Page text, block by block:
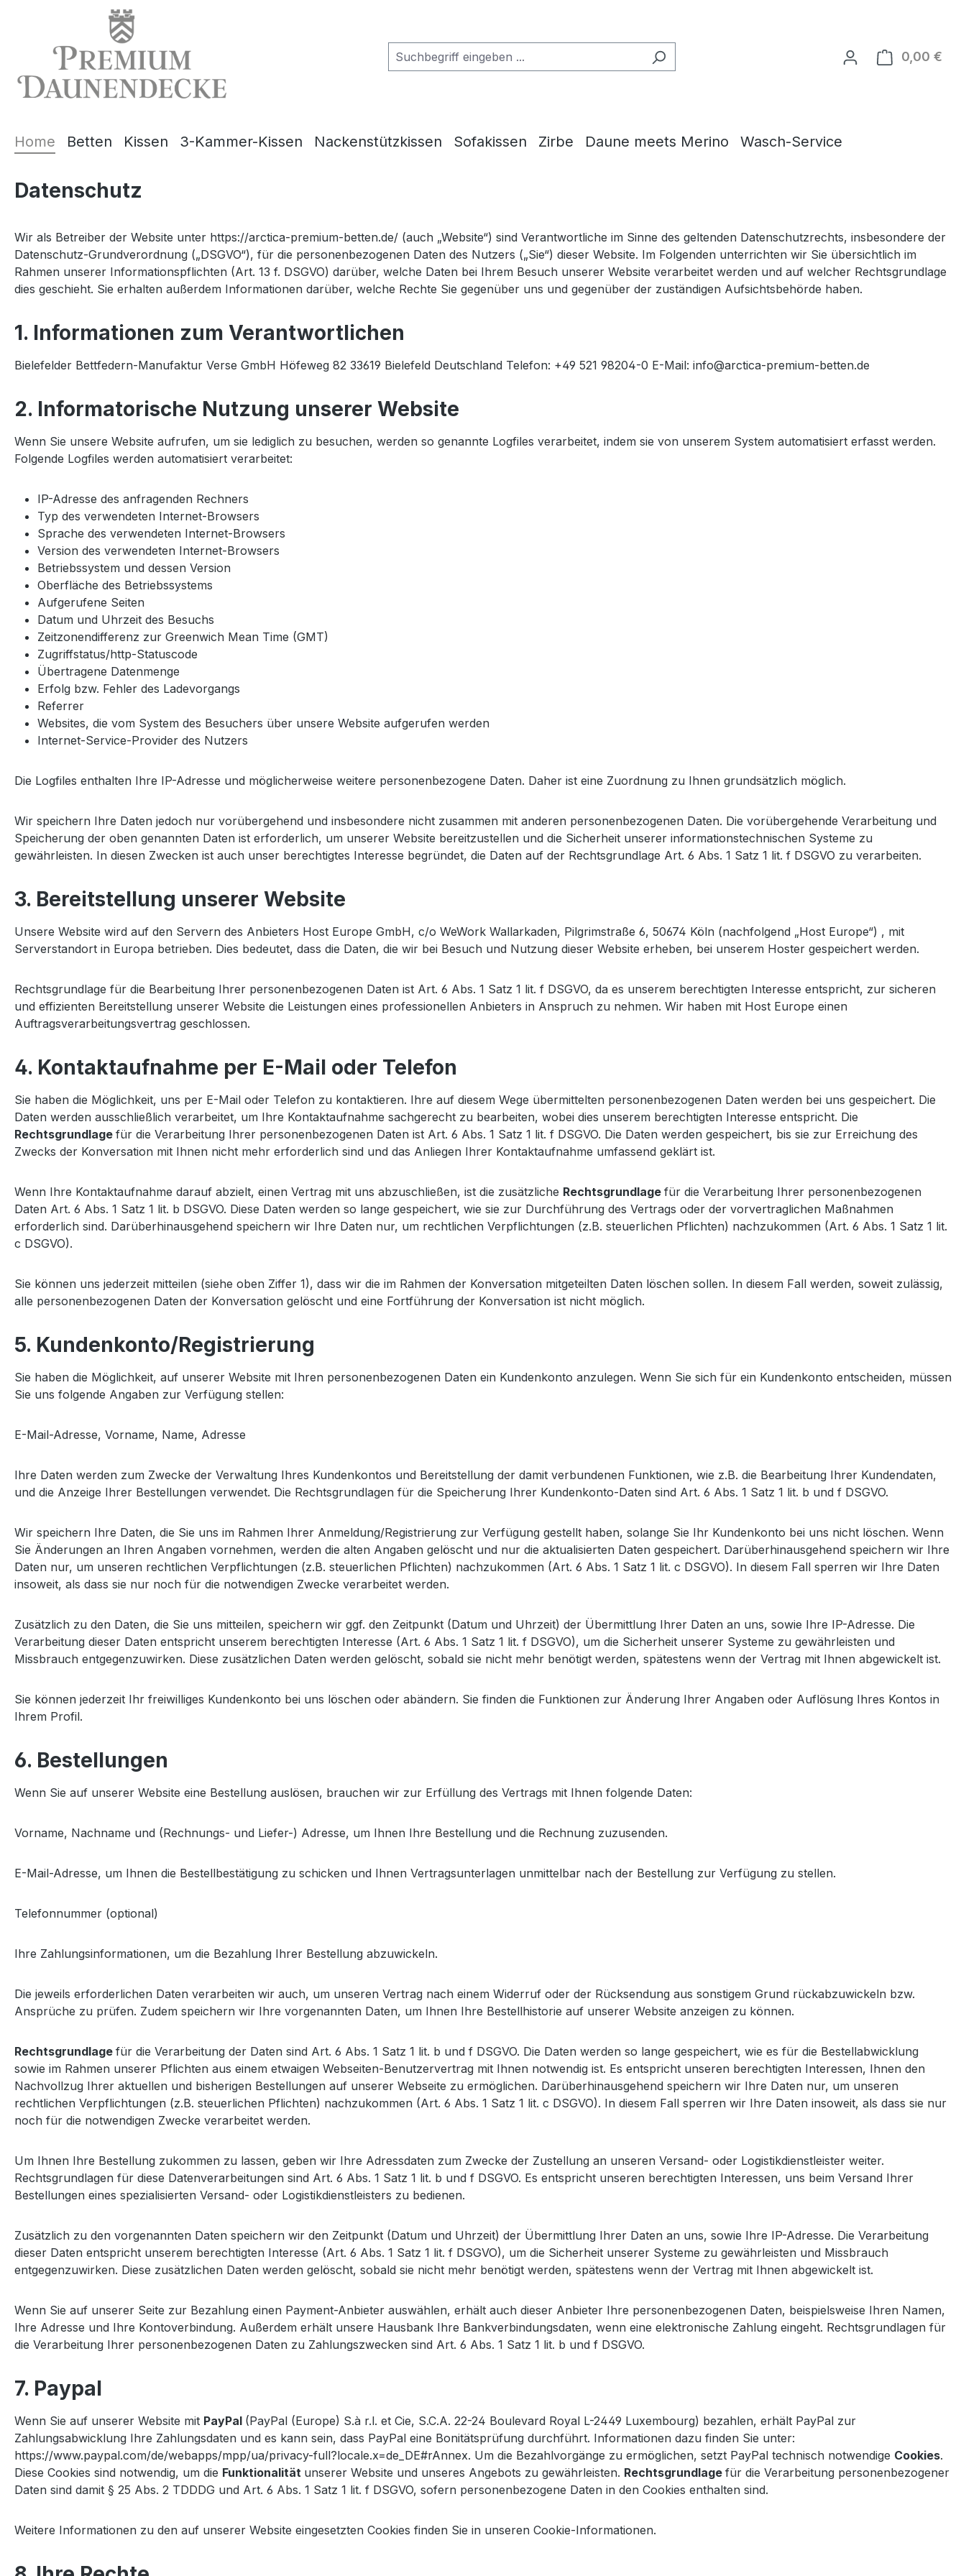
Zur Hauptnavigation springen
0,00 €
Home Betten Kissen 3-Kammer-Kissen Nackenstützkissen Sofakissen Zirbe Daune meets Merino Wasch-Service
Datenschutz
Wir als Betreiber der Website unter https://arctica-premium-betten.de/ (auch „Website“) sind Verantwortliche im Sinne des geltenden Datenschutzrechts, insbesondere der
Datenschutz-Grundverordnung („DSGVO“), für die personenbezogenen Daten des Nutzers („Sie“) dieser Website. Im Folgenden unterrichten wir Sie übersichtlich im
Rahmen unserer Informationspflichten (Art. 13 f. DSGVO) darüber, welche Daten bei Ihrem Besuch unserer Website verarbeitet werden und auf welcher Rechtsgrundlage
dies geschieht. Sie erhalten außerdem Informationen darüber, welche Rechte Sie gegenüber uns und gegenüber der zuständigen Aufsichtsbehörde haben.
1. Informationen zum Verantwortlichen
Bielefelder Bettfedern-Manufaktur Verse GmbH Höfeweg 82 33619 Bielefeld Deutschland Telefon: +49 521 98204-0 E-Mail: info@arctica-premium-betten.de
2. Informatorische Nutzung unserer Website
Wenn Sie unsere Website aufrufen, um sie lediglich zu besuchen, werden so genannte Logfiles verarbeitet, indem sie von unserem System automatisiert erfasst werden.
Folgende Logfiles werden automatisiert verarbeitet:
IP-Adresse des anfragenden Rechners
Typ des verwendeten Internet-Browsers
Sprache des verwendeten Internet-Browsers
Version des verwendeten Internet-Browsers
Betriebssystem und dessen Version
Oberfläche des Betriebssystems
Aufgerufene Seiten
Datum und Uhrzeit des Besuchs
Zeitzonendifferenz zur Greenwich Mean Time (GMT)
Zugriffstatus/http-Statuscode
Übertragene Datenmenge
Erfolg bzw. Fehler des Ladevorgangs
Referrer
Websites, die vom System des Besuchers über unsere Website aufgerufen werden
Internet-Service-Provider des Nutzers
Die Logfiles enthalten Ihre IP-Adresse und möglicherweise weitere personenbezogene Daten. Daher ist eine Zuordnung zu Ihnen grundsätzlich möglich.
Wir speichern Ihre Daten jedoch nur vorübergehend und insbesondere nicht zusammen mit anderen personenbezogenen Daten. Die vorübergehende Verarbeitung und
Speicherung der oben genannten Daten ist erforderlich, um unserer Website bereitzustellen und die Sicherheit unserer informationstechnischen Systeme zu
gewährleisten. In diesen Zwecken ist auch unser berechtigtes Interesse begründet, die Daten auf der Rechtsgrundlage Art. 6 Abs. 1 Satz 1 lit. f DSGVO zu verarbeiten.
3. Bereitstellung unserer Website
Unsere Website wird auf den Servern des Anbieters Host Europe GmbH, c/o WeWork Wallarkaden, Pilgrimstraße 6, 50674 Köln (nachfolgend „Host Europe“) , mit
Serverstandort in Europa betrieben. Dies bedeutet, dass die Daten, die wir bei Besuch und Nutzung dieser Website erheben, bei unserem Hoster gespeichert werden.
Rechtsgrundlage für die Bearbeitung Ihrer personenbezogenen Daten ist Art. 6 Abs. 1 Satz 1 lit. f DSGVO, da es unserem berechtigten Interesse entspricht, zur sicheren
und effizienten Bereitstellung unserer Website die Leistungen eines professionellen Anbieters in Anspruch zu nehmen. Wir haben mit Host Europe einen
Auftragsverarbeitungsvertrag geschlossen.
4. Kontaktaufnahme per E-Mail oder Telefon
Sie haben die Möglichkeit, uns per E-Mail oder Telefon zu kontaktieren. Ihre auf diesem Wege übermittelten personenbezogenen Daten werden bei uns gespeichert. Die
Daten werden ausschließlich verarbeitet, um Ihre Kontaktaufnahme sachgerecht zu bearbeiten, wobei dies unserem berechtigten Interesse entspricht. Die
Rechtsgrundlage für die Verarbeitung Ihrer personenbezogenen Daten ist Art. 6 Abs. 1 Satz 1 lit. f DSGVO. Die Daten werden gespeichert, bis sie zur Erreichung des
Zwecks der Konversation mit Ihnen nicht mehr erforderlich sind und das Anliegen Ihrer Kontaktaufnahme umfassend geklärt ist.
Wenn Ihre Kontaktaufnahme darauf abzielt, einen Vertrag mit uns abzuschließen, ist die zusätzliche Rechtsgrundlage für die Verarbeitung Ihrer personenbezogenen
Daten Art. 6 Abs. 1 Satz 1 lit. b DSGVO. Diese Daten werden so lange gespeichert, wie sie zur Durchführung des Vertrags oder der vorvertraglichen Maßnahmen
erforderlich sind. Darüberhinausgehend speichern wir Ihre Daten nur, um rechtlichen Verpflichtungen (z.B. steuerlichen Pflichten) nachzukommen (Art. 6 Abs. 1 Satz 1 lit.
c DSGVO).
Sie können uns jederzeit mitteilen (siehe oben Ziffer 1), dass wir die im Rahmen der Konversation mitgeteilten Daten löschen sollen. In diesem Fall werden, soweit zulässig,
alle personenbezogenen Daten der Konversation gelöscht und eine Fortführung der Konversation ist nicht möglich.
5. Kundenkonto/Registrierung
Sie haben die Möglichkeit, auf unserer Website mit Ihren personenbezogenen Daten ein Kundenkonto anzulegen. Wenn Sie sich für ein Kundenkonto entscheiden, müssen
Sie uns folgende Angaben zur Verfügung stellen:
E-Mail-Adresse, Vorname, Name, Adresse
Ihre Daten werden zum Zwecke der Verwaltung Ihres Kundenkontos und Bereitstellung der damit verbundenen Funktionen, wie z.B. die Bearbeitung Ihrer Kundendaten,
und die Anzeige Ihrer Bestellungen verwendet. Die Rechtsgrundlagen für die Speicherung Ihrer Kundenkonto-Daten sind Art. 6 Abs. 1 Satz 1 lit. b und f DSGVO.
Wir speichern Ihre Daten, die Sie uns im Rahmen Ihrer Anmeldung/Registrierung zur Verfügung gestellt haben, solange Sie Ihr Kundenkonto bei uns nicht löschen. Wenn
Sie Änderungen an Ihren Angaben vornehmen, werden die alten Angaben gelöscht und nur die aktualisierten Daten gespeichert. Darüberhinausgehend speichern wir Ihre
Daten nur, um unseren rechtlichen Verpflichtungen (z.B. steuerlichen Pflichten) nachzukommen (Art. 6 Abs. 1 Satz 1 lit. c DSGVO). In diesem Fall sperren wir Ihre Daten
insoweit, als dass sie nur noch für die notwendigen Zwecke verarbeitet werden.
Zusätzlich zu den Daten, die Sie uns mitteilen, speichern wir ggf. den Zeitpunkt (Datum und Uhrzeit) der Übermittlung Ihrer Daten an uns, sowie Ihre IP-Adresse. Die
Verarbeitung dieser Daten entspricht unserem berechtigten Interesse (Art. 6 Abs. 1 Satz 1 lit. f DSGVO), um die Sicherheit unserer Systeme zu gewährleisten und
Missbrauch entgegenzuwirken. Diese zusätzlichen Daten werden gelöscht, sobald sie nicht mehr benötigt werden, spätestens wenn der Vertrag mit Ihnen abgewickelt ist.
Sie können jederzeit Ihr freiwilliges Kundenkonto bei uns löschen oder abändern. Sie finden die Funktionen zur Änderung Ihrer Angaben oder Auflösung Ihres Kontos in
Ihrem Profil.
6. Bestellungen
Wenn Sie auf unserer Website eine Bestellung auslösen, brauchen wir zur Erfüllung des Vertrags mit Ihnen folgende Daten:
Vorname, Nachname und (Rechnungs- und Liefer-) Adresse, um Ihnen Ihre Bestellung und die Rechnung zuzusenden.
E-Mail-Adresse, um Ihnen die Bestellbestätigung zu schicken und Ihnen Vertragsunterlagen unmittelbar nach der Bestellung zur Verfügung zu stellen.
Telefonnummer (optional)
Ihre Zahlungsinformationen, um die Bezahlung Ihrer Bestellung abzuwickeln.
Die jeweils erforderlichen Daten verarbeiten wir auch, um unseren Vertrag nach einem Widerruf oder der Rücksendung aus sonstigem Grund rückabzuwickeln bzw.
Ansprüche zu prüfen. Zudem speichern wir Ihre vorgenannten Daten, um Ihnen Ihre Bestellhistorie auf unserer Website anzeigen zu können.
Rechtsgrundlage für die Verarbeitung der Daten sind Art. 6 Abs. 1 Satz 1 lit. b und f DSGVO. Die Daten werden so lange gespeichert, wie es für die Bestellabwicklung
sowie im Rahmen unserer Pflichten aus einem etwaigen Webseiten-Benutzervertrag mit Ihnen notwendig ist. Es entspricht unseren berechtigten Interessen, Ihnen den
Nachvollzug Ihrer aktuellen und bisherigen Bestellungen auf unserer Webseite zu ermöglichen. Darüberhinausgehend speichern wir Ihre Daten nur, um unseren
rechtlichen Verpflichtungen (z.B. steuerlichen Pflichten) nachzukommen (Art. 6 Abs. 1 Satz 1 lit. c DSGVO). In diesem Fall sperren wir Ihre Daten insoweit, als dass sie nur
noch für die notwendigen Zwecke verarbeitet werden.
Um Ihnen Ihre Bestellung zukommen zu lassen, geben wir Ihre Adressdaten zum Zwecke der Zustellung an unseren Versand- oder Logistikdienstleister weiter.
Rechtsgrundlagen für diese Datenverarbeitungen sind Art. 6 Abs. 1 Satz 1 lit. b und f DSGVO. Es entspricht unseren berechtigten Interessen, uns beim Versand Ihrer
Bestellungen eines spezialisierten Versand- oder Logistikdienstleisters zu bedienen.
Zusätzlich zu den vorgenannten Daten speichern wir den Zeitpunkt (Datum und Uhrzeit) der Übermittlung Ihrer Daten an uns, sowie Ihre IP-Adresse. Die Verarbeitung
dieser Daten entspricht unserem berechtigten Interesse (Art. 6 Abs. 1 Satz 1 lit. f DSGVO), um die Sicherheit unserer Systeme zu gewährleisten und Missbrauch
entgegenzuwirken. Diese zusätzlichen Daten werden gelöscht, sobald sie nicht mehr benötigt werden, spätestens wenn der Vertrag mit Ihnen abgewickelt ist.
Wenn Sie auf unserer Seite zur Bezahlung einen Payment-Anbieter auswählen, erhält auch dieser Anbieter Ihre personenbezogenen Daten, beispielsweise Ihren Namen,
Ihre Adresse und Ihre Kontoverbindung. Außerdem erhält unsere Hausbank Ihre Bankverbindungsdaten, wenn eine elektronische Zahlung eingeht. Rechtsgrundlagen für
die Verarbeitung Ihrer personenbezogenen Daten zu Zahlungszwecken sind Art. 6 Abs. 1 Satz 1 lit. b und f DSGVO.
7. Paypal
Wenn Sie auf unserer Website mit PayPal (PayPal (Europe) S.à r.l. et Cie, S.C.A. 22-24 Boulevard Royal L-2449 Luxembourg) bezahlen, erhält PayPal zur
Zahlungsabwicklung Ihre Zahlungsdaten und es kann sein, dass PayPal eine Bonitätsprüfung durchführt. Informationen dazu finden Sie unter:
https://www.paypal.com/de/webapps/mpp/ua/privacy-full?locale.x=de_DE#rAnnex. Um die Bezahlvorgänge zu ermöglichen, setzt PayPal technisch notwendige Cookies.
Diese Cookies sind notwendig, um die Funktionalität unserer Website und unseres Angebots zu gewährleisten. Rechtsgrundlage für die Verarbeitung personenbezogener
Daten sind damit § 25 Abs. 2 TDDDG und Art. 6 Abs. 1 Satz 1 lit. f DSGVO, sofern personenbezogene Daten in den Cookies enthalten sind.
Weitere Informationen zu den auf unserer Website eingesetzten Cookies finden Sie in unseren Cookie-Informationen.